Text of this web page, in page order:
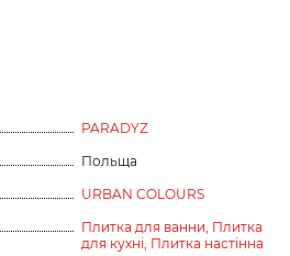
PARADYZ
Польща
URBAN COLOURS
Плитка для ванни, Плитка
для кухні, Плитка настінна